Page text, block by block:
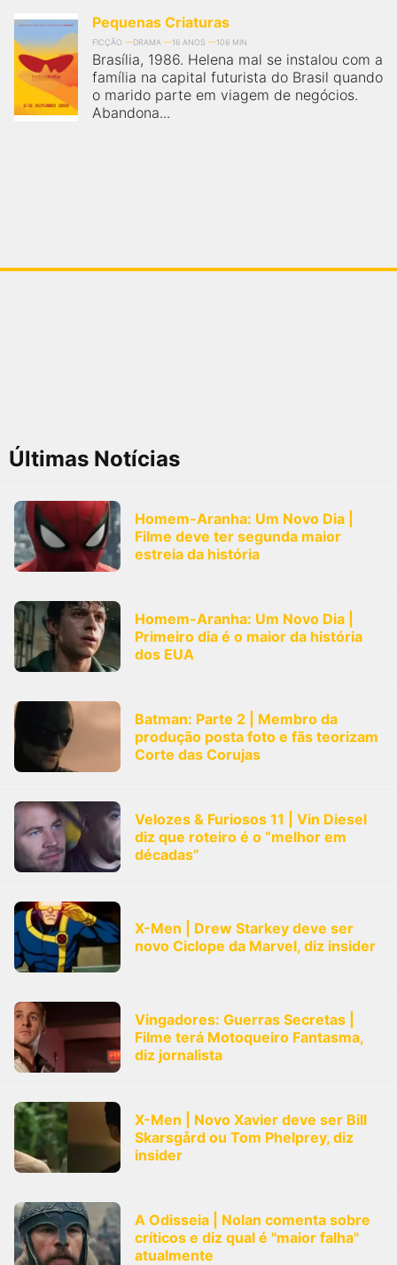
Pequenas Criaturas
FICÇÃO DRAMA 16 ANOS 106 MIN
Brasília, 1986. Helena mal se instalou com a
família na capital futurista do Brasil quando
o marido parte em viagem de negócios.
Abandona...
Últimas Notícias
Homem-Aranha: Um Novo Dia |
Filme deve ter segunda maior
estreia da história
Homem-Aranha: Um Novo Dia |
Primeiro dia é o maior da história
dos EUA
Batman: Parte 2 | Membro da
produção posta foto e fãs teorizam
Corte das Corujas
Velozes & Furiosos 11 | Vin Diesel
diz que roteiro é o “melhor em
décadas”
X-Men | Drew Starkey deve ser
novo Ciclope da Marvel, diz insider
Vingadores: Guerras Secretas |
Filme terá Motoqueiro Fantasma,
diz jornalista
X-Men | Novo Xavier deve ser Bill
Skarsgård ou Tom Phelprey, diz
insider
A Odisseia | Nolan comenta sobre
críticos e diz qual é "maior falha"
atualmente